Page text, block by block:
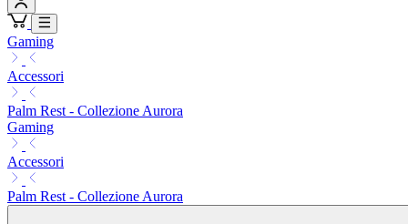
Gaming
Accessori
Palm Rest - Collezione Aurora
Gaming
Accessori
Palm Rest - Collezione Aurora